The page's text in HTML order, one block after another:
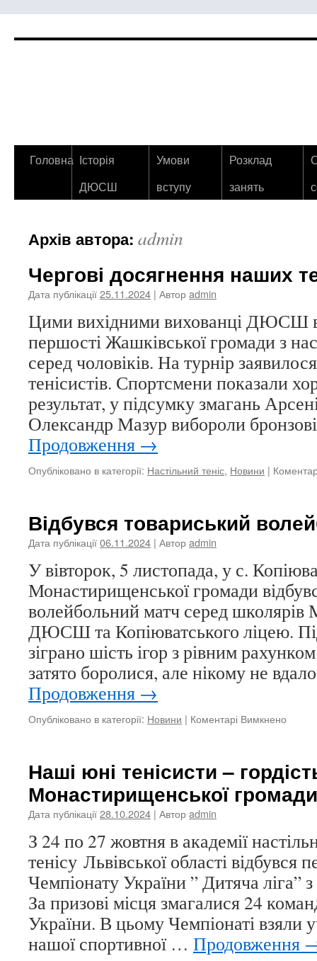
Перейти
Головна Історія
ДЮСШ
Умови
вступу
Розклад
занять
Архів автора: admin
Чергові досягнення наших
Дата публікації25.11.2024 | Авторadmin
Цими вихідними вихованці ДЮСШ
першості Жашківської громади з
серед чоловіків. На турнір
тенісистів. Спортсмени показали
результат, у підсумку змагань
Олександр Мазур вибороли
Продовження →
Опубліковано в категорії: Настільний теніс, Новини |
Відбувся товариський
Дата публікації06.11.2024 | Авторadmin
У вівторок, 5 листопада, у с.
Монастирищенської громади
волейбольний матч серед школярів
ДЮСШ та Копіюватського ліцею.
зіграно шість ігор з рівним
затято боролися, але нікому не
Продовження →
Опубліковано в категорії: Новини | Коментарі Вимкнено
матч
Наші юні тенісисти –
Монастирищенської
Дата публікації28.10.2024 | Авторadmin
З 24 по 27 жовтня в академії
тенісу Львівської області
Чемпіонату України ” Дитяча ліга” з
За призові місця змагалися 24
України. В цьому Чемпіонаті взяли
нашої спортивної … Продовження